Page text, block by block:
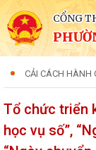
CỔNG
CẢI CÁCH HÀNH
Tổ chức triển
học vụ số”,